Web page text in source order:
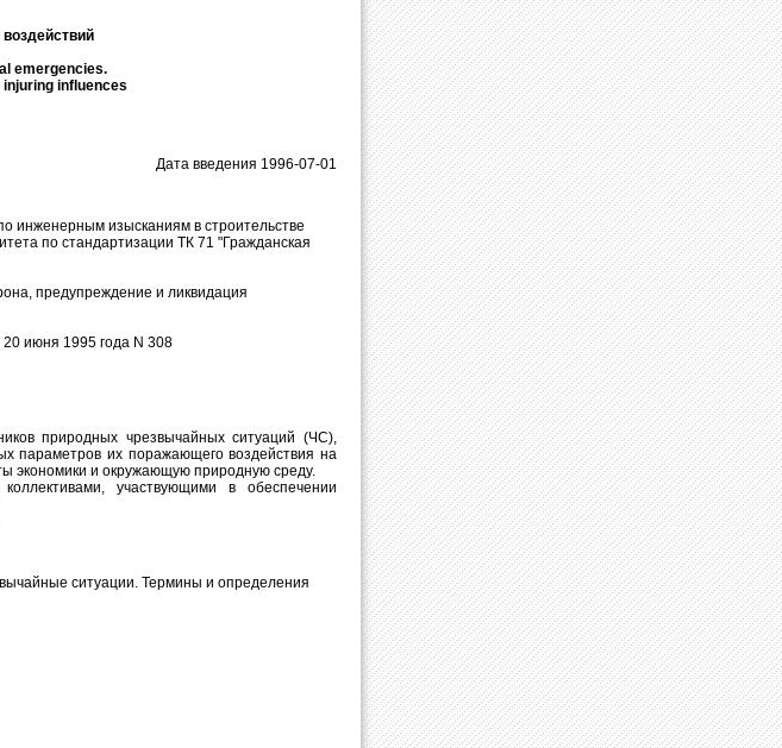
emergencies.
influences
Дата введения 1996-07-01
инженерным изысканиям в строительстве
по стандартизации ТК 71 "Гражданская
предупреждение и ликвидация
июня 1995 года N 308
природных чрезвычайных ситуаций (ЧС),
параметров их поражающего воздействия на
экономики и окружающую природную среду.
участвующими в обеспечении
ситуации. Термины и определения